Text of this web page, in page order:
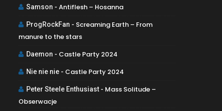
Samson -Antiflesh – Hosanna
ProgRockFan - Screaming Earth – From
manure to the stars
Daemon - Castle Party 2024
Nie nie nie - Castle Party 2024
Peter Steele Enthusiast - Mass Solitude –
Obserwacje